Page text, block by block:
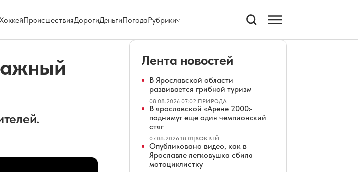
ХоккейПроисшествияДорогиДеньгиПогодаРубрики
Лента новостей
В Ярославской области
развивается грибной туризм
08.08.2026 07:02|ПРИРОДА
В ярославской «Арене 2000»
поднимут еще один чемпионский
стяг
07.08.2026 18:01|ХОККЕЙ
Опубликовано видео, как в
Ярославле легковушка сбила
мотоциклистку